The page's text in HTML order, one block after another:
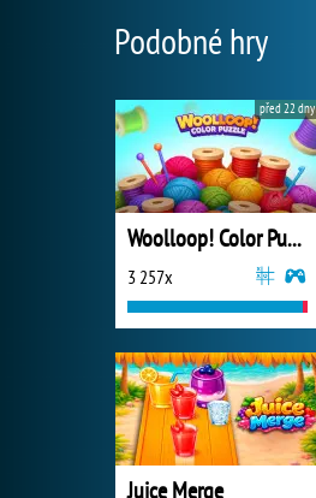
Podobné hry
Woolloop! Color Puzzle
3 257x
před 22 dny
Juice Merge